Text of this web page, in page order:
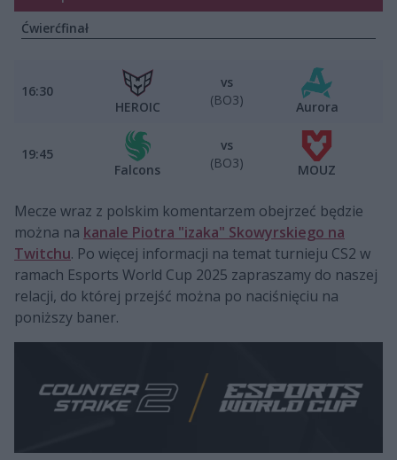
Ćwierćfinał
16:30
HEROIC
vs
(BO3)
Aurora
19:45
Falcons
vs
(BO3)
MOUZ
Mecze wraz z polskim komentarzem obejrzeć będzie
można na kanale Piotra "izaka" Skowyrskiego na
Twitchu. Po więcej informacji na temat turnieju CS2 w
ramach Esports World Cup 2025 zapraszamy do naszej
relacji, do której przejść można po naciśnięciu na
poniższy baner.